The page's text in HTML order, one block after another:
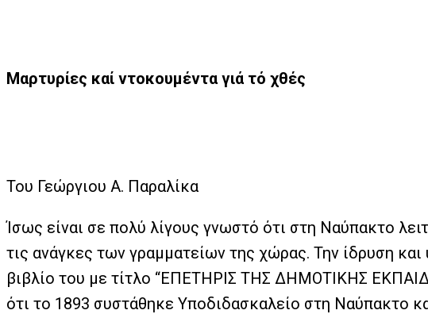
Μαρτυρίες καί ντοκουμέντα γιά τό χθές
Του Γεώργιου Α. Παραλίκα
Ίσως είναι σε πολύ λίγους γνωστό ότι στη Ναύπακτο
τις ανάγκες των γραμματείων της χώρας. Την ίδρυση
βιβλίο του με τίτλο “ΕΠΕΤΗΡΙΣ ΤΗΣ ΔΗΜΟΤΙΚΗΣ
ότι το 1893 συστάθηκε Υποδιδασκαλείο στη Ναύπακτο